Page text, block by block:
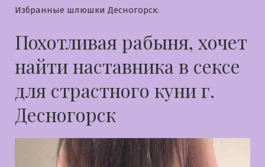
Избранные шлюшки Десногорск:
Похотливая рабыня, хочет
найти наставника в сексе
для страстного куни г.
Десногорск